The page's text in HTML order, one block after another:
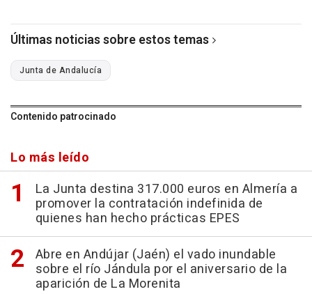
Últimas noticias sobre estos temas
Junta de Andalucía
Contenido patrocinado
Lo más leído
La Junta destina 317.000 euros en Almería a
promover la contratación indefinida de
quienes han hecho prácticas EPES
Abre en Andújar (Jaén) el vado inundable
sobre el río Jándula por el aniversario de la
aparición de La Morenita